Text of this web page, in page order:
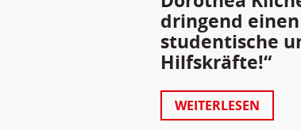
dringend
studentische
Hilfskräfte!“
WEITERLESEN